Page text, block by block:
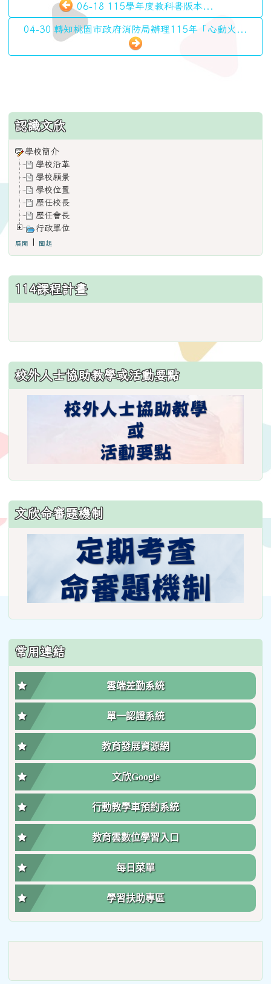
06-18 115學年度教科書版本...
04-30 轉知桃園市政府消防局辦理115年「心動火...
:::
認識文欣
學校簡介
學校沿革
學校願景
學校位置
歷任校長
歷任會長
行政單位
展開 闔起
114課程計畫
https://
ncsn=11&nsn=29
\
校外人士協助教學或活動要點
文欣命審題機制
常用連結
雲端差勤系統
單一認證系統
教育發展資源網
文欣Google
行動教學車預約系統
教育雲數位學習入口
每日菜單
學習扶助專區